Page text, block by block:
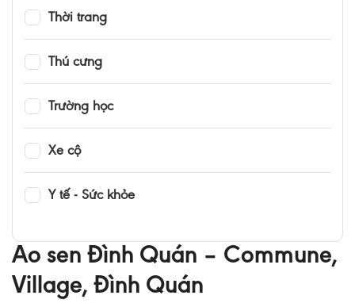
Thời trang
Thú cưng
Trường học
Xe cộ
Y tế - Sức khỏe
Ao sen Đình Quán – Commune,
Village, Đình Quán